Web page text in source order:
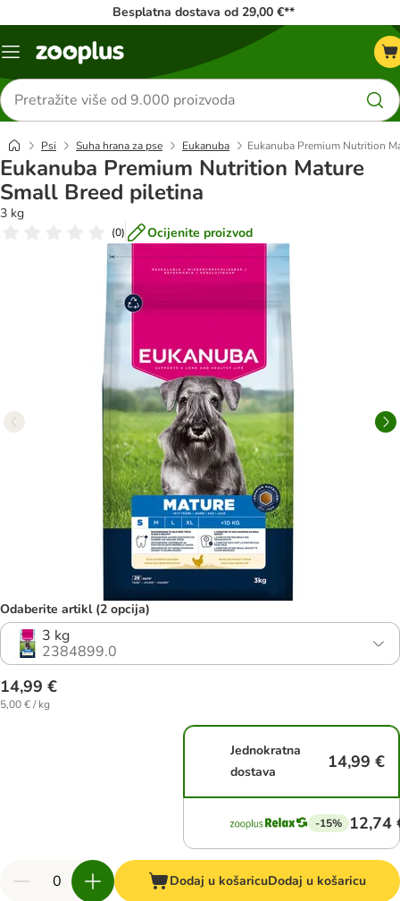
Besplatna dostava od 29,00 €**
Izbornik
Traži
proizvode
Psi Suha hrana za pse Eukanuba Eukanuba Premium Nutrition
Eukanuba Premium Nutrition Mature
Small Breed piletina
3 kg
(0) Ocijenite proizvod
Odaberite artikl (2 opcija)
3 kg
2384899.0
14,99 €
5,00 € / kg
Jednokratna
dostava
14,99 €
-15% 12,74
Dodaj u košaricuDodaj u košaricu